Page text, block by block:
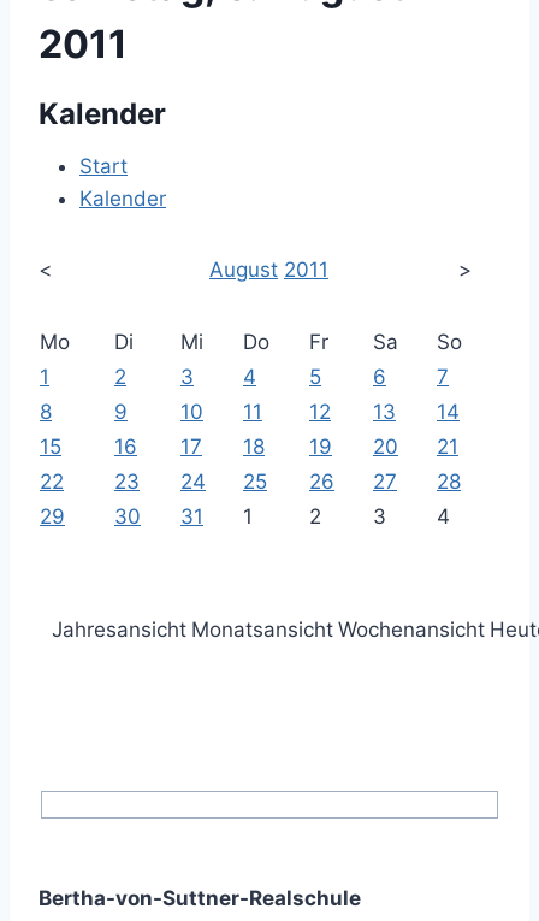
2011
Kalender
Start
Kalender
< August 2011 >
Mo Di Mi Do Fr Sa
So
1
2 3 4 5 6
7
8
9 10 11 12 13
14
15
16 17 18 19 20
21
22
23 24 25 26 27
28
29
30 31 1 2 3 4
Jahresansicht Monatsansicht Wochenansicht
Bertha-von-Suttner-Realschule